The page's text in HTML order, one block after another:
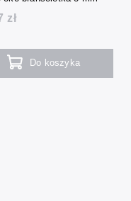
zł
Do koszyka